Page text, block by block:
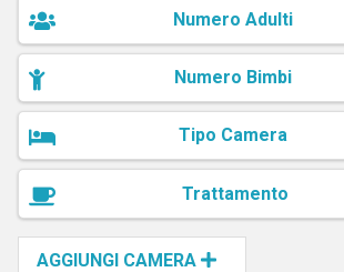
Numero Adulti
Numero Bimbi
Tipo Camera
Trattamento
AGGIUNGI CAMERA